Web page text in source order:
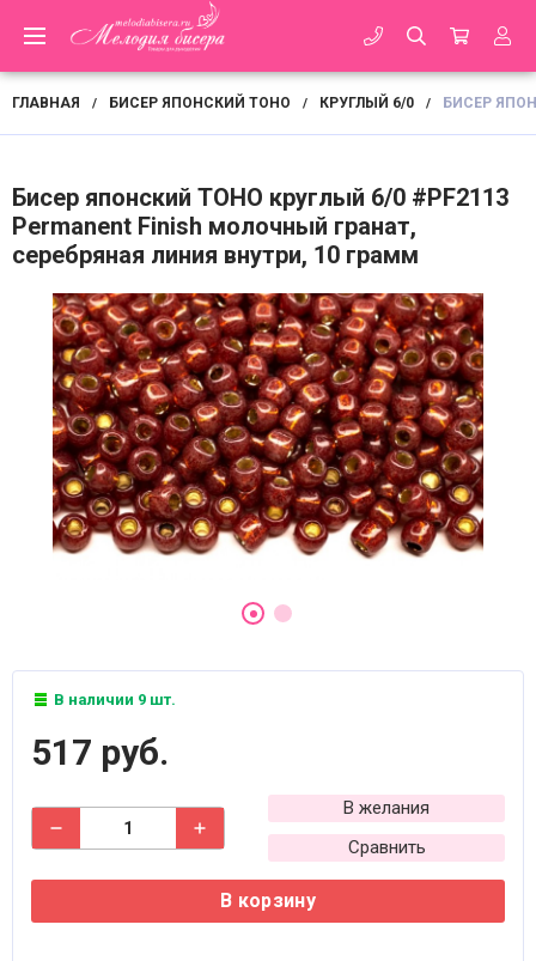
ГЛАВНАЯ / БИСЕР ЯПОНСКИЙ TOHO / КРУГЛЫЙ 6/0 / БИСЕР
Бисер японский TOHO круглый 6/0 #PF2113
Permanent Finish молочный гранат,
серебряная линия внутри, 10 грамм
В наличии 9 шт.
517 руб.
В желания
Сравнить
В корзину